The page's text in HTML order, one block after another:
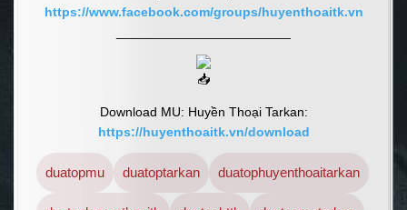
https://www.facebook.com/groups/huyenthoaitk.vn
Download MU: Huyền Thoại Tarkan:
https://huyenthoaitk.vn/download
duatopmu duatoptarkan duatophuyenthoaitarkan